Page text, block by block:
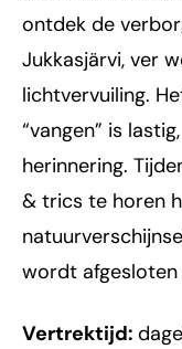
ontdek de
Jukkasjärvi, ver
lichtvervuiling.
“vangen” is
herinnering.
& trics te horen
wordt
Vertrektijd: